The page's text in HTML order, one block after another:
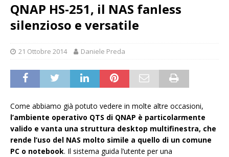
QNAP HS-251, il NAS fanless
silenzioso e versatile
21 Ottobre 2014 Daniele Preda
Come abbiamo già potuto vedere in molte altre occasioni,
l’ambiente operativo QTS di QNAP è particolarmente
valido e vanta una struttura desktop multifinestra, che
rende l’uso del NAS molto simile a quello di un comune
PC o notebook. Il sistema guida l’utente per una